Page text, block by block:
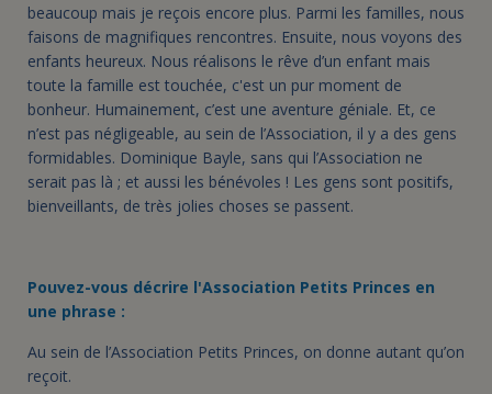
beaucoup mais je reçois encore plus. Parmi les familles, nous
faisons de magnifiques rencontres. Ensuite, nous voyons des
enfants heureux. Nous réalisons le rêve d’un enfant mais
toute la famille est touchée, c'est un pur moment de
bonheur. Humainement, c’est une aventure géniale. Et, ce
n’est pas négligeable, au sein de l’Association, il y a des gens
formidables. Dominique Bayle, sans qui l’Association ne
serait pas là ; et aussi les bénévoles ! Les gens sont positifs,
bienveillants, de très jolies choses se passent.
Pouvez-vous décrire l'Association Petits Princes en
une phrase :
Au sein de l’Association Petits Princes, on donne autant qu’on
reçoit.